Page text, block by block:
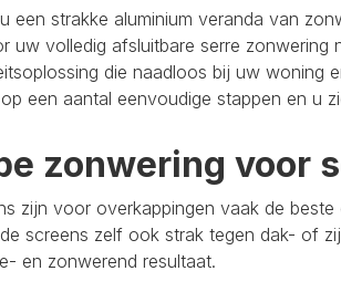
een strakke aluminium veranda van
uw volledig afsluitbare serre zonwering
die naadloos bij uw woning
een aantal eenvoudige stappen en u
zonwering voor
zijn voor overkappingen vaak de
screens zelf ook strak tegen dak- of
en zonwerend resultaat.